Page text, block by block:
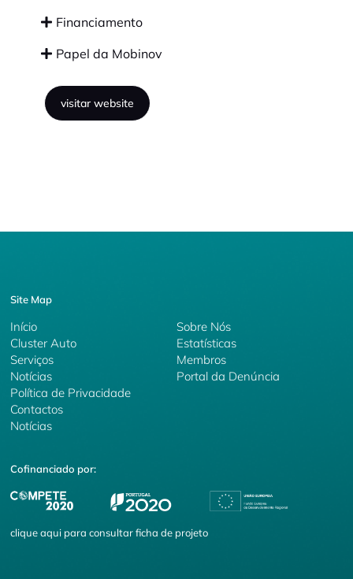
Financiamento
Papel da Mobinov
visitar website
Site Map
Início
Cluster Auto
Serviços
Sobre Nós
Estatísticas
Membros
Notícias
Política de Privacidade
Portal da Denúncia
Contactos
Notícias
Cofinanciado por:
cliqueaqui para consultar ficha de projeto